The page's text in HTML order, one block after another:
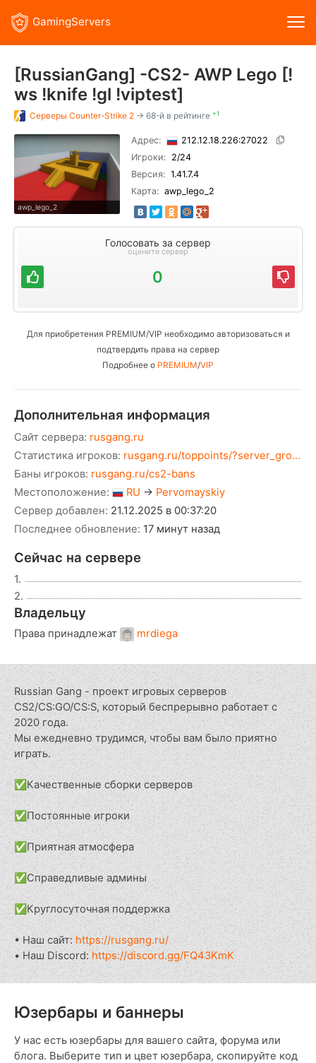
GamingServers
[RussianGang] -CS2- AWP Lego [!
ws !knife !gl !viptest]
Серверы Counter-Strike 2 → 68-й в рейтинге +1
awp_lego_2
Адрес:
212.12.18.226:27022
Игроки: 2/24
Версия: 1.41.7.4
Карта: awp_lego_2
Голосовать за сервер
оцените сервер
0
Для приобретения PREMIUM/VIP необходимо авторизоваться и
подтвердить права на сервер
Подробнее о PREMIUM/VIP
Дополнительная информация
Сайт сервера: rusgang.ru
Статистика игроков: rusgang.ru/toppoints/?server_gro...
Баны игроков: rusgang.ru/cs2-bans
Местоположение:
RU → Pervomayskiy
Сервер добавлен: 21.12.2025 в 00:37:20
Последнее обновление: 17 минут назад
Сейчас на сервере
1.
2.
Владельцу
Права принадлежат mrdiega
Russian Gang - проект игровых серверов
CS2/CS:GO/CS:S, который беспрерывно работает с
2020 года.
Мы ежедневно трудимся, чтобы вам было приятно
играть.
✅Качественные сборки серверов
✅Постоянные игроки
✅Приятная атмосфера
✅Справедливые админы
✅Круглосуточная поддержка
• Наш сайт:https://rusgang.ru/
• Наш Discord:https://discord.gg/FQ43KmK
Юзербары и баннеры
У нас есть юзербары для вашего сайта, форума или
блога. Выберите тип и цвет юзербара, скопируйте код